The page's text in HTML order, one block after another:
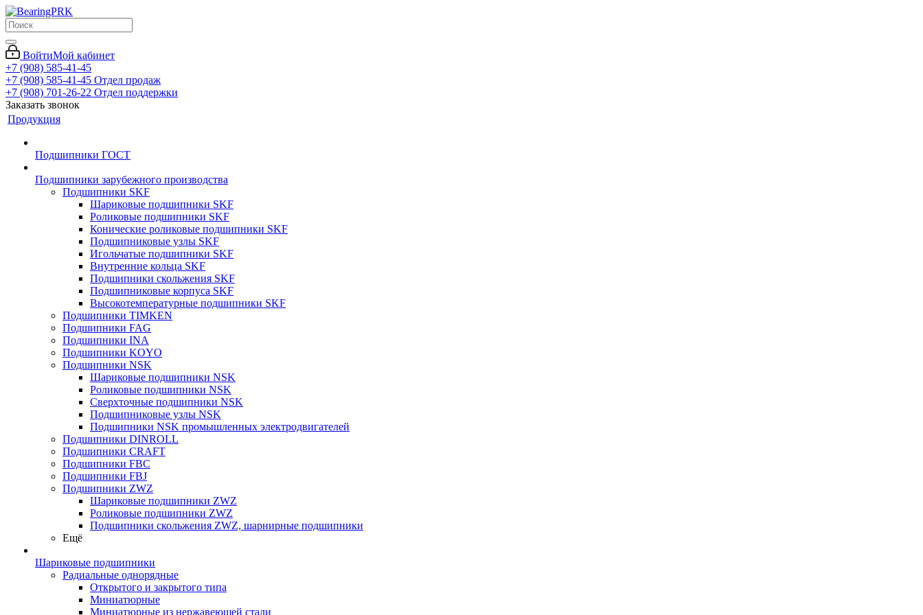
ВойтиМой кабинет
+7 (908) 585-41-45
+7 (908) 585-41-45 Отдел продаж
+7 (908) 701-26-22 Отдел поддержки
Заказать звонок
Продукция
Подшипники ГОСТ
Подшипники зарубежного производства
Подшипники SKF
Шариковые подшипники SKF
Роликовые подшипники SKF
Конические роликовые подшипники SKF
Подшипниковые узлы SKF
Игольчатые подшипники SKF
Внутренние кольца SKF
Подшипники скольжения SKF
Подшипниковые корпуса SKF
Высокотемпературные подшипники SKF
Подшипники TIMKEN
Подшипники FAG
Подшипники INA
Подшипники KOYO
Подшипники NSK
Шариковые подшипники NSK
Роликовые подшипники NSK
Сверхточные подшипники NSK
Подшипниковые узлы NSK
Подшипники NSK промышленных электродвигателей
Подшипники DINROLL
Подшипники CRAFT
Подшипники FBC
Подшипники FBJ
Подшипники ZWZ
Шариковые подшипники ZWZ
Роликовые подшипники ZWZ
Подшипники скольжения ZWZ, шарнирные подшипники
Ещё
Шариковые подшипники
Радиальные однорядные
Открытого и закрытого типа
Миниатюрные
Миниатюрные из нержавеющей стали